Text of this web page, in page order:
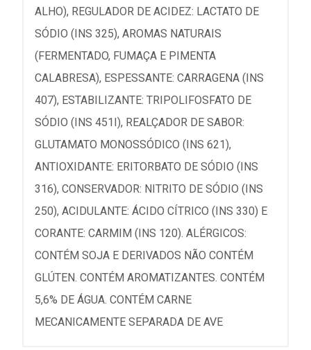
ALHO), REGULADOR DE ACIDEZ: LACTATO DE
SÓDIO (INS 325), AROMAS NATURAIS
(FERMENTADO, FUMAÇA E PIMENTA
CALABRESA), ESPESSANTE: CARRAGENA (INS
407), ESTABILIZANTE: TRIPOLIFOSFATO DE
SÓDIO (INS 451I), REALÇADOR DE SABOR:
GLUTAMATO MONOSSÓDICO (INS 621),
ANTIOXIDANTE: ERITORBATO DE SÓDIO (INS
316), CONSERVADOR: NITRITO DE SÓDIO (INS
250), ACIDULANTE: ÁCIDO CÍTRICO (INS 330) E
CORANTE: CARMIM (INS 120). ALÉRGICOS:
CONTÉM SOJA E DERIVADOS NÃO CONTÉM
GLÚTEN. CONTÉM AROMATIZANTES. CONTÉM
5,6% DE ÁGUA. CONTÉM CARNE
MECANICAMENTE SEPARADA DE AVE